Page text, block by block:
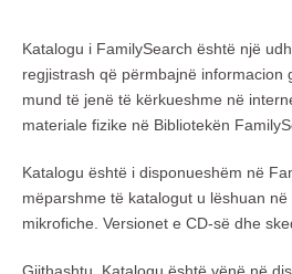
Katalogu i FamilySearch është një
regjistrash që përmbajnë informacion
mund të jenë të kërkueshme në
materiale fizike në Bibliotekën
Katalogu është i disponueshëm në
mëparshme të katalogut u lëshuan
mikrofiche. Versionet e CD-së dhe
Gjithashtu, Katalogu është vënë në